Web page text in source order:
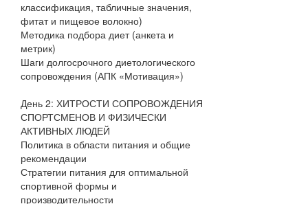
классификация, табличные значения,
фитат и пищевое волокно)
Методика подбора диет (анкета и
метрик)
Шаги долгосрочного диетологического
сопровождения (АПК «Мотивация»)
День 2: ХИТРОСТИ СОПРОВОЖДЕНИЯ
СПОРТСМЕНОВ И ФИЗИЧЕСКИ
АКТИВНЫХ ЛЮДЕЙ
Политика в области питания и общие
рекомендации
Стратегии питания для оптимальной
спортивной формы и
производительности